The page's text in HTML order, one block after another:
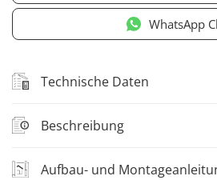
WhatsApp
Technische Daten
Beschreibung
Aufbau- und